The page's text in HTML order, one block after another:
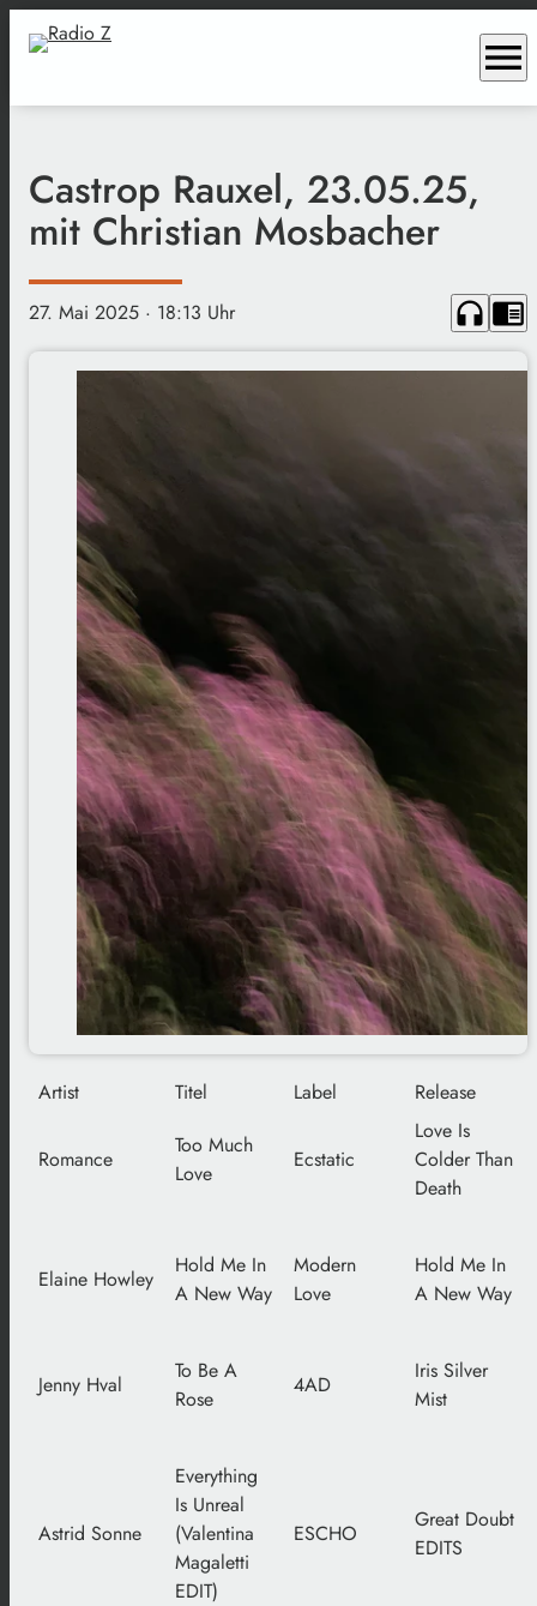
menu
Castrop Rauxel, 23.05.25,
mit Christian Mosbacher
27. Mai 2025 · 18:13 Uhr headphones chrome_reader_mode
Artist Titel Label Release
Romance
Too Much
Love
Ecstatic
Love Is
Colder Than
Death
Elaine Howley
Hold Me In
A New Way
Modern
Love
Hold Me In
A New Way
Jenny Hval
To Be A
Rose
4AD
Iris Silver
Mist
Astrid Sonne
Everything
Is Unreal
(Valentina
Magaletti
EDIT)
ESCHO
Great Doubt
EDITS